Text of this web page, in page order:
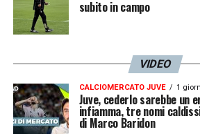
subito in campo
VIDEO
CALCIOMERCATO JUVE 1
Juve, cederlo sarebbe un
infiamma, tre nomi
di Marco Baridon